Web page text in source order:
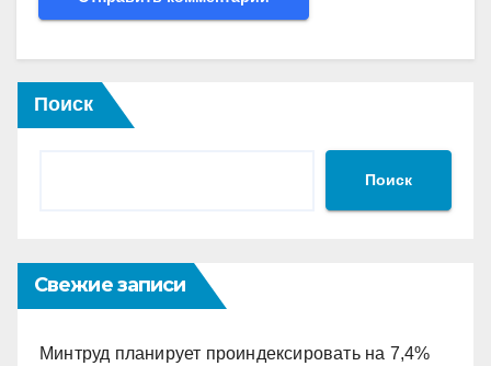
Поиск
Поиск
Свежие записи
Минтруд планирует проиндексировать на 7,4%